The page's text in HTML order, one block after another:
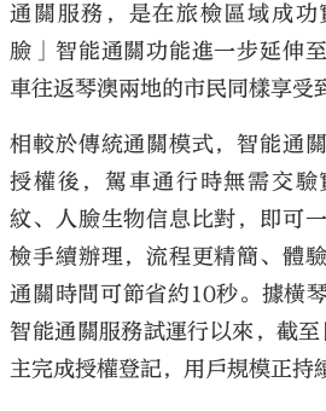
通關服務，是在旅檢區域成功
臉」智能通關功能進一步延伸
車往返琴澳兩地的市民同樣享受
相較於傳統通關模式，智能通
授權後，駕車通行時無需交
紋、人臉生物信息比對，即可
檢手續辦理，流程更精簡、體
通關時間可節省約10秒。據橫
智能通關服務試運行以來，截
主完成授權登記，用戶規模正持